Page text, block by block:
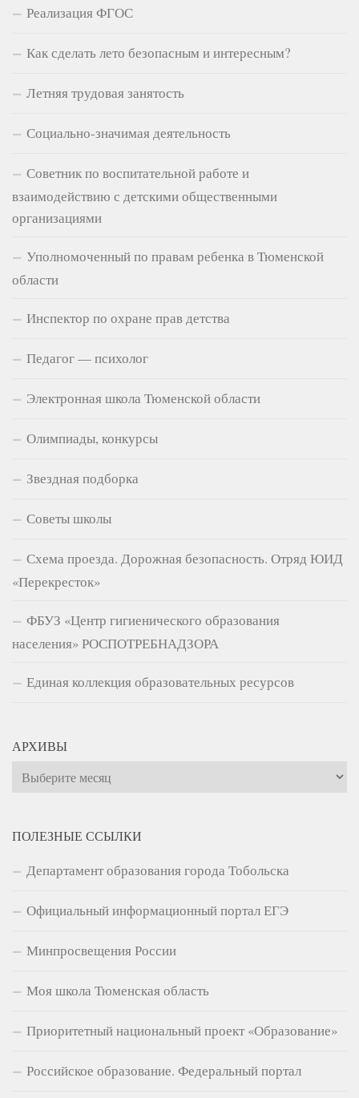
Реализация ФГОС
Как сделать лето безопасным и интересным?
Летняя трудовая занятость
Социально-значимая деятельность
Советник по воспитательной работе и
взаимодействию с детскими общественными
организациями
Уполномоченный по правам ребенка в Тюменской
области
Инспектор по охране прав детства
Педагог — психолог
Электронная школа Тюменской области
Олимпиады, конкурсы
Звездная подборка
Советы школы
Схема проезда. Дорожная безопасность. Отряд ЮИД
«Перекресток»
ФБУЗ «Центр гигиенического образования
населения» РОСПОТРЕБНАДЗОРА
Единая коллекция образовательных ресурсов
АРХИВЫ
Архивы
ПОЛЕЗНЫЕ ССЫЛКИ
Департамент образования города Тобольска
Официальный информационный портал ЕГЭ
Минпросвещения России
Моя школа Тюменская область
Приоритетный национальный проект «Образование»
Российское образование. Федеральный портал